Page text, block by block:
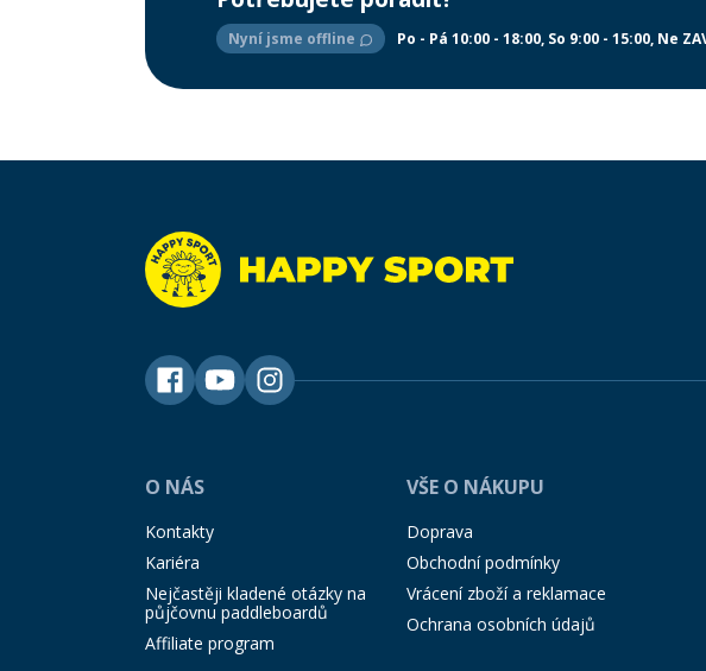
Nyní jsme offline Po - Pá 10:00 - 18:00 So 9:00 - 15:00 Ne
O NÁS
Kontakty
Kariéra
Nejčastěji kladené otázky na
půjčovnu paddleboardů
Affiliate program
VŠE O NÁKUPU
Doprava
Obchodní podmínky
Vrácení zboží a reklamace
Ochrana osobních údajů